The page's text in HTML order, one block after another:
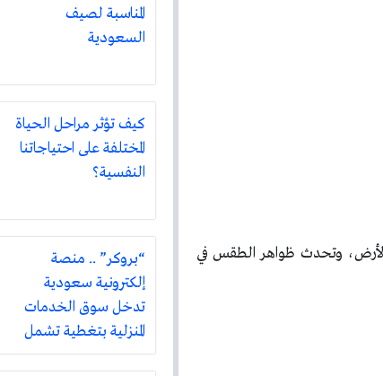
وتحدث ظواهر الطقس في
المناسبة لصيف
السعودية
كيف تؤثر مراحل الحياة
المختلفة على احتياجاتنا
النفسية؟
“بروكر” .. منصة
إلكترونية سعودية
تدخل سوق الخدمات
المنزلية بتغطية تشمل
أكثر من ثلاثين مدينة